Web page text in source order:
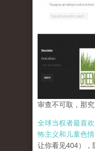
审查不可取，那
全球当权者最喜
怖主义和儿童色情
让你看见404），